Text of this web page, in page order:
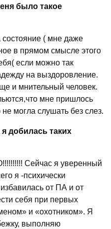
было такое
состояние ( мне даже
в прямом смысле этого
если можно так
на выздоровление.
и мнительный человек.
мне пришлось
могла слушать без слез.
добилась таких
Сейчас я уверенный
я -психически
от ПА и от
себя при первых
и «охотником». Я
выполняю